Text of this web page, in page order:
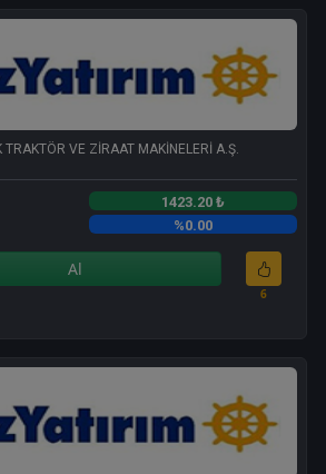
TRAKTÖR VE ZİRAAT MAKİNELERİ A.Ş.
1423.20 ₺
%0.00
Al
6